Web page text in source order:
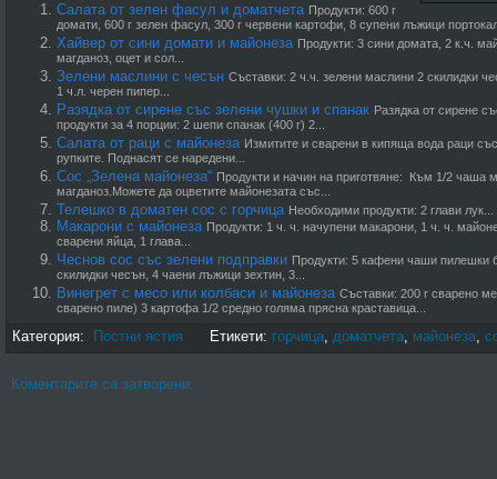
Салата от зелен фасул и доматчета Продукти: 600 г
домати, 600 г зелен фасул, 300 г червени картофи, 8 супени лъжици
Хайвер от сини домати и майонеза Продукти: 3 сини домата, 2 к.ч.
магданоз, оцет и сол...
Зелени маслини с чесън Съставки: 2 ч.ч. зелени маслини 2 скилидки
1 ч.л. черен пипер...
Разядка от сирене със зелени чушки и спанак Разядка от сирене
продукти за 4 порции: 2 шепи спанак (400 г) 2...
Салата от раци с майонеза Измитите и сварени в кипя­ща вода раци
рупките. Подна­сят се наредени...
Сос „Зелена майонеза“ Продукти и начин на приготвяне: Към 1/2 чаша
магданоз.Можете да оцветите майонезата със...
Телешко в доматен сос с горчица Необходими продукти: 2 глави лук...
Макарони с майонеза Продукти: 1 ч. ч. начупени макарони, 1 ч. ч.
сварени яйца, 1 глава...
Чеснов сос със зелени подправки Продукти: 5 кафени чаши пилешки
скилидки чесън, 4 чаени лъжици зехтин, 3...
Винегрет с месо или колбаси и майонеза Съставки: 200 г сварено
сварено пиле) 3 картофа 1/2 средно голяма прясна краставица...
Категория:
Постни ястия Етикети: горчица, доматчета, майонеза,
Коментарите са затворени.